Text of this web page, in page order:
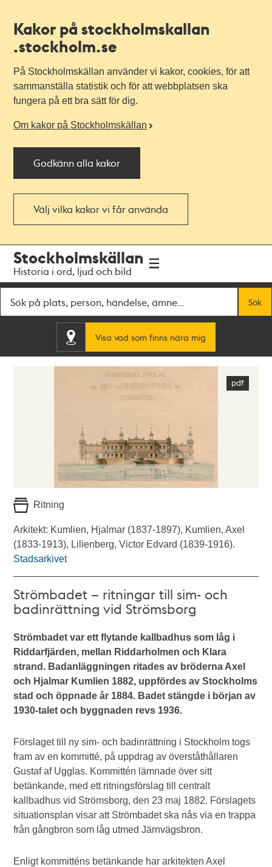
Kakor på stockholmskallan
.stockholm.se
På Stockholmskällan använder vi kakor, cookies, för att
sammanställa statistik och för att webbplatsen ska
fungera på ett bra sätt för dig.
Om kakor på Stockholmskällan
Godkänn alla kakor
Välj vilka kakor vi får använda
navigationen
huvudinnehållet
Stockholmskällan
Historia i ord, ljud och bild
Sök
Visa vad som finns nära mig
Ritning
Arkitekt: Kumlien, Hjalmar (1837-1897), Kumlien, Axel
(1833-1913), Lilienberg, Victor Edvard (1839-1916).
Stadsarkivet
Strömbadet – ritningar till sim- och
badinrättning vid Strömsborg
Strömbadet var ett flytande kallbadhus som låg i
Riddarfjärden, mellan Riddarholmen och Klara
strand. Badanläggningen ritades av bröderna Axel
och Hjalmar Kumlien 1882, uppfördes av Stockholms
stad och öppnade år 1884. Badet stängde i början av
1930-talet och byggnaden revs 1936.
Förslaget till ny sim- och badinrättning i Stockholm togs
fram av en kommitté, på uppdrag av överståthållaren
Gustaf af Ugglas. Kommittén lämnade över sitt
betänkande, med ett ritningsförslag till centralt
kallbadhus vid Strömsborg, den 23 maj 1882. Förslagets
situationsplan visar att Strömbadet ska nås via en trappa
från gångbron som låg utmed Järnvägsbron.
Enligt kommitténs betänkande har arkitekten Axel